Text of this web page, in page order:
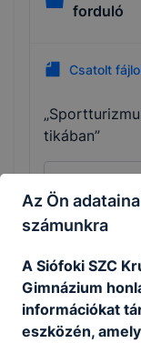
forduló
Csatolt
tikában”
forduló
Csatolt
Az Ön
számunkra
A Siófoki SZC
Gimnázium
információkat
eszközén,